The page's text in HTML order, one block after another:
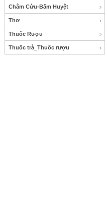
Châm Cứu-Bấm Huyệt
Thơ
Thuốc Rượu
Thuốc trà_Thuốc rượu